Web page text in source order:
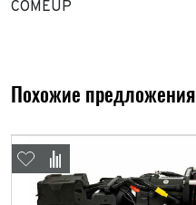
COMEUP
Похожие предложения